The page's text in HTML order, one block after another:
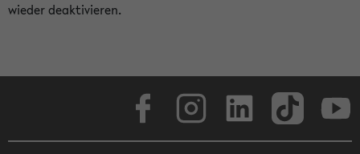
wieder deaktivieren.